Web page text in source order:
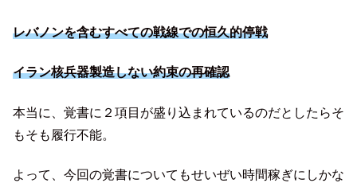
レバノンを含むすべての戦線での恒久的停戦
イラン核兵器製造しない約束の再確認
本当に、覚書に２項目が盛り込まれているのだとしたらそ
もそも履行不能。
よって、今回の覚書についてもせいぜい時間稼ぎにしかな